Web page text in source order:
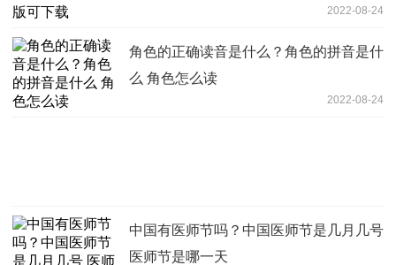
2022-08-24
角色的正确读音是什么？角色的拼音是什
么 角色怎么读
2022-08-24
中国有医师节吗？中国医师节是几月几号
医师节是哪一天